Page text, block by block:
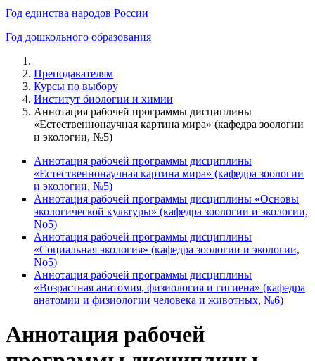
Год единства народов России
Год дошкольного образования
Преподавателям
Курсы по выбору
Институт биологии и химии
Аннотация рабочей программы дисциплины
«Естественнонаучная картина мира» (кафедра зоологии
и экологии, №5)
Аннотация рабочей программы дисциплины
«Естественнонаучная картина мира» (кафедра зоологии
и экологии, №5)
Аннотация рабочей программы дисциплины «Основы
экологической культуры» (кафедра зоологии и экологии,
No5)
Аннотация рабочей программы дисциплины
«Социальная экология» (кафедра зоологии и экологии,
No5)
Аннотация рабочей программы дисциплины
«Возрастная анатомия, физиология и гигиена» (кафедра
анатомии и физиологии человека и животных, №6)
Аннотация рабочей